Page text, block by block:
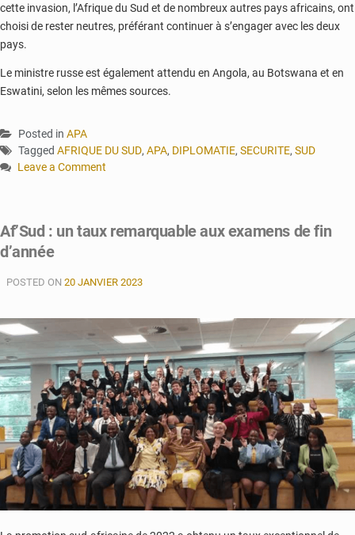
cette invasion, l’Afrique du Sud et de nombreux autres pays africains, ont
choisi de rester neutres, préférant continuer à s’engager avec les deux
pays.
Le ministre russe est également attendu en Angola, au Botswana et en
Eswatini, selon les mêmes sources.
Posted in APA
Tagged AFRIQUE DU SUD, APA, DIPLOMATIE, SECURITE, SUD
Leave a Comment
ave
la
et
Chine:
l’Afrique
sud
dénonce
des
critiques
à
géométrie
variable
Af’Sud : un taux remarquable aux examens de fin
d’année
POSTED ON 20 JANVIER 2023